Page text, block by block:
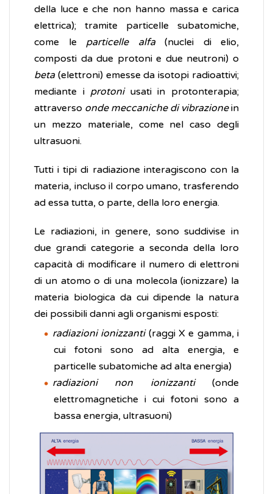
della luce e che non hanno massa e carica
elettrica); tramite particelle subatomiche,
come le particelle alfa(nuclei di elio,
composti da due protoni e due neutroni) o
beta(elettroni) emesse da isotopi radioattivi;
mediante i protoni usati in protonterapia;
attraverso onde meccaniche di vibrazionein
un mezzo materiale, come nel caso degli
ultrasuoni.
Tutti i tipi di radiazione interagiscono con la
materia, incluso il corpo umano, trasferendo
ad essa tutta, o parte, della loro energia.
Le radiazioni, in genere, sono suddivise in
due grandi categorie a seconda della loro
capacità di modificare il numero di elettroni
di un atomo o di una molecola (ionizzare) la
materia biologica da cui dipende la natura
dei possibili danni agli organismi esposti:
radiazioni ionizzanti(raggi X e gamma, i
cui fotoni sono ad alta energia, e
particelle subatomiche ad alta energia)
radiazioni non ionizzanti(onde
elettromagnetiche i cui fotoni sono a
bassa energia, ultrasuoni)